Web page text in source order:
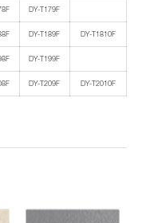
DY-T179F
DY-T189F DY-T1810F
DY-T199F
DY-T209F DY-T2010F